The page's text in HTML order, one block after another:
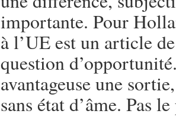
importante. Pour
à l’UE est un article
question
avantageuse une
sans état d’âme. Pas